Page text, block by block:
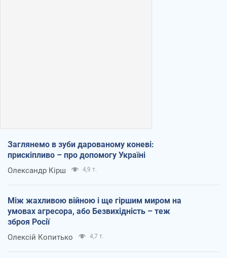
Заглянемо в зуби дарованому коневі:
прискіпливо – про допомогу Україні
Олександр Кірш 4,9 т.
Між жахливою війною і ще гіршим миром на
умовах агресора, або Безвихідність – теж
зброя Росії
Олексій Копитько 4,7 т.